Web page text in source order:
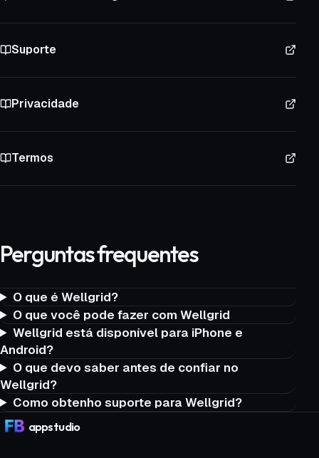
Suporte
Privacidade
Termos
Perguntas frequentes
O que é Wellgrid?
O que você pode fazer com Wellgrid
Wellgrid está disponível para iPhone e
Android?
O que devo saber antes de confiar no
Wellgrid?
Como obtenho suporte para Wellgrid?
appstudio